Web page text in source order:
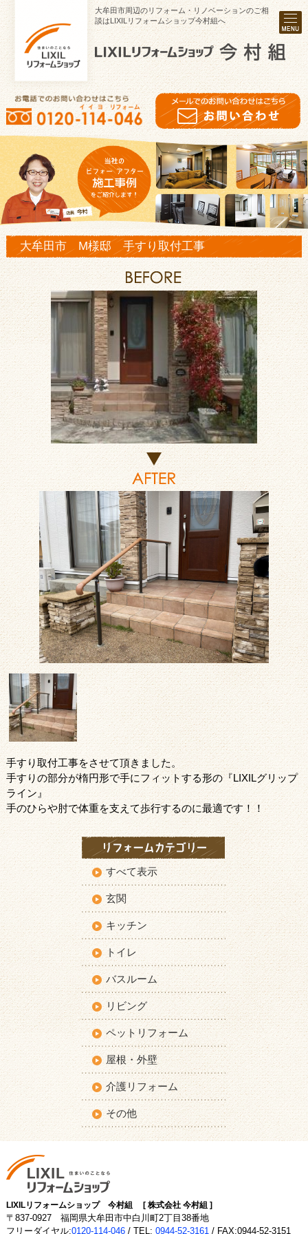
大牟田市周辺のリフォーム・リノベーションのご相
談はLIXILリフォームショップ今村組へ
大牟田市 M様邸 手すり取付工事
手すり取付工事をさせて頂きました。
手すりの部分が楕円形で手にフィットする形の『LIXILグリップ
ライン』
手のひらや肘で体重を支えて歩行するのに最適です！！
すべて表示
玄関
キッチン
トイレ
バスルーム
リビング
ペットリフォーム
屋根・外壁
介護リフォーム
その他
LIXILリフォームショップ 今村組 [ 株式会社 今村組 ]
〒837-0927 福岡県大牟田市中白川町2丁目38番地
フリーダイヤル:0120-114-046/ TEL: 0944-52-3161 / FAX:0944-52-3151